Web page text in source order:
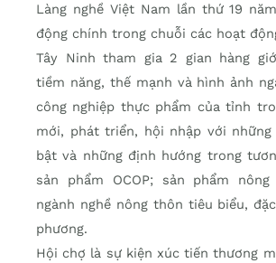
Làng nghề Việt Nam lần thứ 19
động chính trong chuỗi các hoạt
Tây Ninh tham gia 2 gian hàng
tiềm năng, thế mạnh và hình ảnh
công nghiệp thực phẩm của tỉnh
mới, phát triển, hội nhập với
bật và những định hướng trong
sản phẩm OCOP; sản phẩm nông
ngành nghề nông thôn tiêu biểu,
phương.
Hội chợ là sự kiện xúc tiến thương